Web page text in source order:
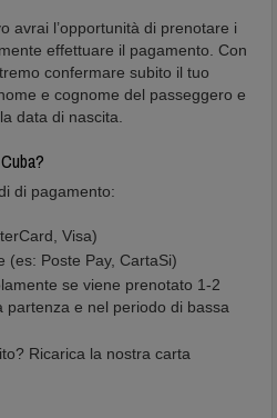
avrai l’opportunità di prenotare i
effettuare il pagamento. Con
confermare subito il tuo
e cognome del passeggero e
data di nascita.
di pagamento:
Visa)
(es: Poste Pay, CartaSi)
se viene prenotato 1-2
partenza e nel periodo di bassa
Ricarica la nostra carta